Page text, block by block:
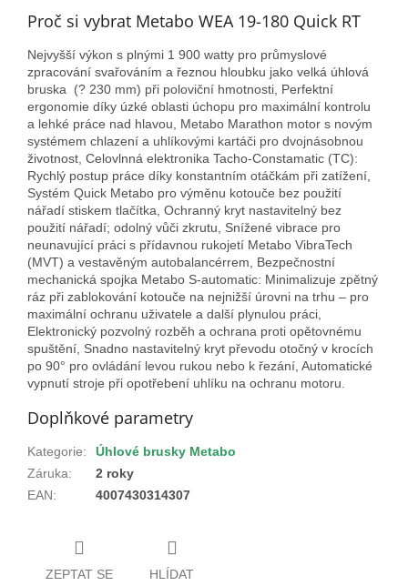
Proč si vybrat Metabo WEA 19-180 Quick RT
Nejvyšší výkon s plnými 1 900 watty pro průmyslové
zpracování svařováním a řeznou hloubku jako velká úhlová
bruska (? 230 mm) při poloviční hmotnosti, Perfektní
ergonomie díky úzké oblasti úchopu pro maximální kontrolu
a lehké práce nad hlavou, Metabo Marathon motor s novým
systémem chlazení a uhlíkovými kartáči pro dvojnásobnou
životnost, Celovlnná elektronika Tacho-Constamatic (TC):
Rychlý postup práce díky konstantním otáčkám při zatížení,
Systém Quick Metabo pro výměnu kotouče bez použití
nářadí stiskem tlačítka, Ochranný kryt nastavitelný bez
použití nářadí; odolný vůči zkrutu, Snížené vibrace pro
neunavující práci s přídavnou rukojetí Metabo VibraTech
(MVT) a vestavěným autobalancérrem, Bezpečnostní
mechanická spojka Metabo S-automatic: Minimalizuje zpětný
ráz při zablokování kotouče na nejnižší úrovni na trhu – pro
maximální ochranu uživatele a další plynulou práci,
Elektronický pozvolný rozběh a ochrana proti opětovnému
spuštění, Snadno nastavitelný kryt převodu otočný v krocích
po 90° pro ovládání levou rukou nebo k řezání, Automatické
vypnutí stroje při opotřebení uhlíku na ochranu motoru.
Doplňkové parametry
Kategorie:
Úhlové brusky Metabo
Záruka:
2 roky
EAN: 4007430314307
ZEPTAT SE HLÍDAT